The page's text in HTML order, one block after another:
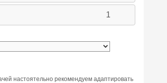
1
настоятельно рекомендуем адаптировать